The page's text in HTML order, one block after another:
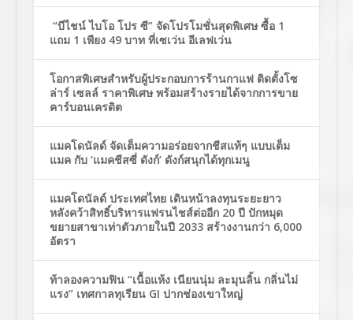
“บีไชน์ ไบโอ โปร ซี” จัดโปรโมชั่นสุดพิเศษ ซื้อ 1
แถม 1 เพียง 49 บาท ที่เซเว่น อีเลฟเว่น
โอกาสพิเศษสำหรับผู้ประกอบการร้านกาแฟ ติดตั้งโซ
ล่าร์ เซลล์ ราคาพิเศษ พร้อมสร้างรายได้จากการขาย
คาร์บอนเครดิต
แมคโดนัลด์ จัดเต็มความอร่อยจากชีสแท้ๆ แบบเต็ม
แมค กับ ‘แมคชีสซี่ ดังก์’ ดังก์สนุกได้ทุกเมนู
แมคโดนัลด์ ประเทศไทย เดินหน้าลงทุนระยะยาว
หลังคว้าสิทธิ์บริหารแฟรนไชส์ต่ออีก 20 ปี ปักหมุด
ขยายสาขาเท่าตัวภายในปี 2033 สร้างงานกว่า 6,000
อัตรา
ท้าลองความฟิน “เนื้อแห้ง เนียนนุ่ม ละมุนลิ้น กลิ่นไม่
แรง” เทศกาลทุเรียน GI ปากช่องเขาใหญ่